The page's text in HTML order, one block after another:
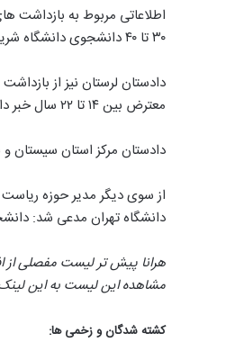
اطلاعاتی مربوط به بازداشت
۳۰ تا ۴۰ دانشجوی دانشگاه شریف توسط نیروهای امنیتی اشاره کرد.
معترض بین ۱۴ تا ۲۲ سال خبر داد.
دادستان مرکز استان سیستان و بلوچستان در
دانشگاه تهران مدعی شد: دانشجویانی که در پی حوادث
هرانا پیش تر لیست مفصلی از
مشاهده این لیست به این لینک
کشته شدگان و زخمی ها: